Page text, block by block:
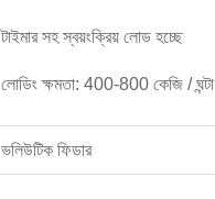
টাইমার সহ স্বয়ংক্রিয় লোড হচ্ছে
লোডিং ক্ষমতা: 400-800 কেজি / ঘন্টা
ভলিউটিক ফিডার